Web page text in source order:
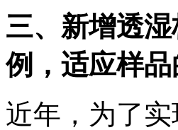
三、新增透
例，适应样品
近年，为了